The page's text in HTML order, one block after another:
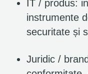
IT / produs:
instrumente
securitate și
Juridic /